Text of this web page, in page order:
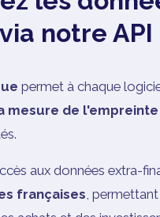
notre
permet à chaque
mesure de
aux données extra-
françaises,